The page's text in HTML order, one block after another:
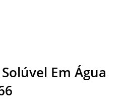
Em Água